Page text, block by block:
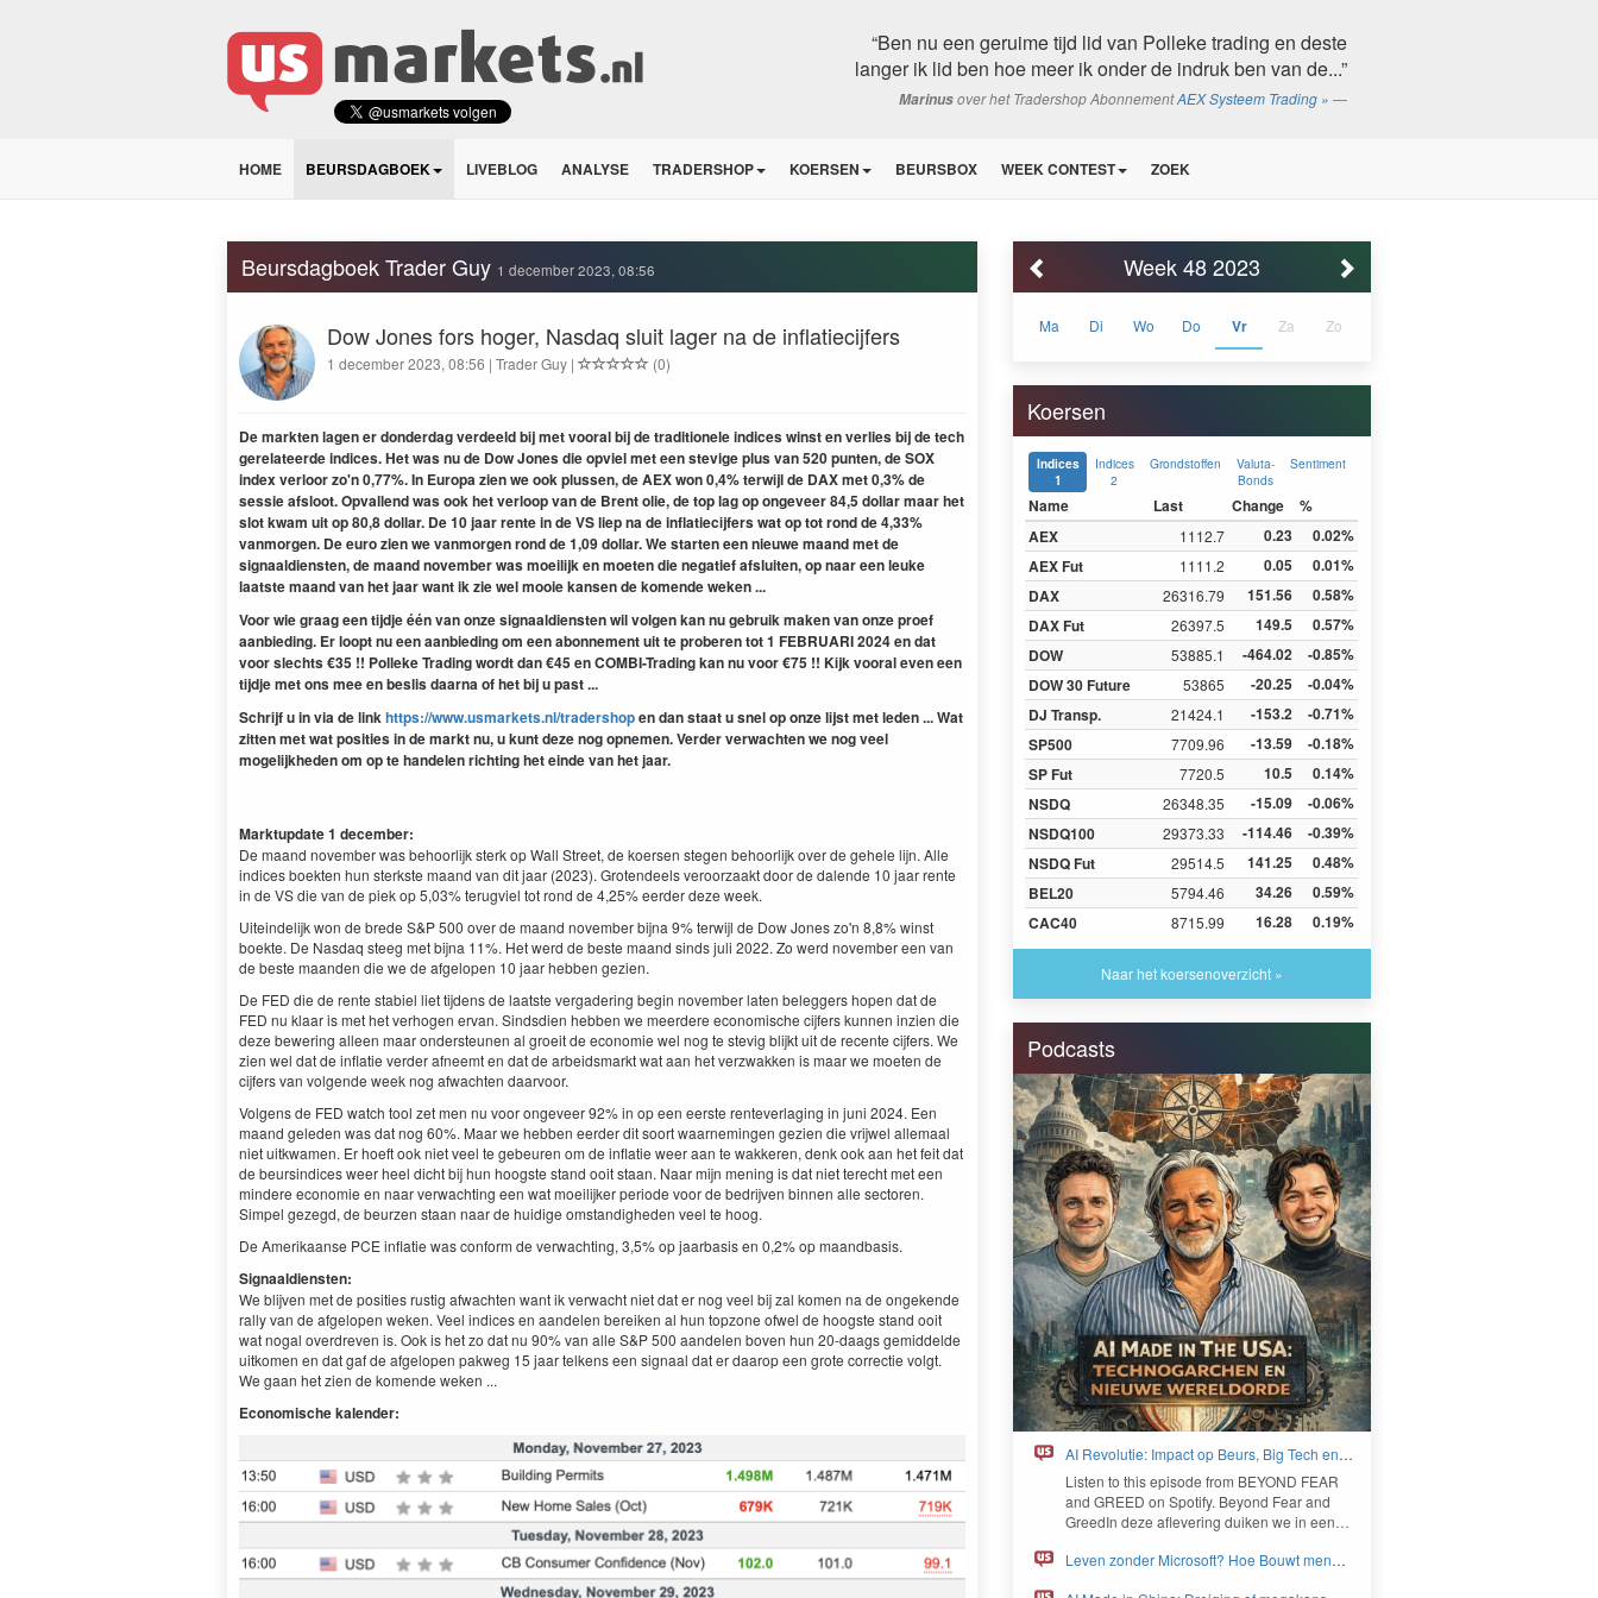
“Ben nu een geruime tijd lid van Polleke trading en deste
langer ik lid ben hoe meer ik onder de indruk ben van de...”
Marinusover het Tradershop AbonnementAEX Systeem Trading »
HOME BEURSDAGBOEK LIVEBLOG ANALYSE TRADERSHOP KOERSEN BEURSBOX WEEK CONTEST ZOEK
Beursdagboek Trader Guy 1 december 2023, 08:56
Dow Jones fors hoger, Nasdaq sluit lager na de inflatiecijfers
1 december 2023, 08:56 | Trader Guy | (0)
De markten lagen er donderdag verdeeld bij met vooral bij de traditionele indices winst en verlies bij de tech
gerelateerde indices. Het was nu de Dow Jones die opviel met een stevige plus van 520 punten, de SOX
index verloor zo'n 0,77%. In Europa zien we ook plussen, de AEX won 0,4% terwijl de DAX met 0,3% de
sessie afsloot. Opvallend was ook het verloop van de Brent olie, de top lag op ongeveer 84,5 dollar maar het
slot kwam uit op 80,8 dollar. De 10 jaar rente in de VS liep na de inflatiecijfers wat op tot rond de 4,33%
vanmorgen. De euro zien we vanmorgen rond de 1,09 dollar. We starten een nieuwe maand met de
signaaldiensten, de maand november was moeilijk en moeten die negatief afsluiten, op naar een leuke
laatste maand van het jaar want ik zie wel mooie kansen de komende weken ...
Voor wie graag een tijdje één van onze signaaldiensten wil volgen kan nu gebruik maken van onze proef
aanbieding. Er loopt nu een aanbieding om een abonnement uit te proberen tot 1 FEBRUARI 2024 en dat
voor slechts €35 !! Polleke Trading wordt dan €45 en COMBI-Trading kan nu voor €75 !! Kijk vooral even een
tijdje met ons mee en beslis daarna of het bij u past ...
Schrijf u in via de linkhttps://www.usmarkets.nl/tradershopen dan staat u snel op onze lijst met leden ... Wat
zitten met wat posities in de markt nu, u kunt deze nog opnemen. Verder verwachten we nog veel
mogelijkheden om op te handelen richting het einde van het jaar.
Marktupdate 1 december:
De maand november was behoorlijk sterk op Wall Street, de koersen stegen behoorlijk over de gehele lijn. Alle
indices boekten hun sterkste maand van dit jaar (2023). Grotendeels veroorzaakt door de dalende 10 jaar rente
in de VS die van de piek op 5,03% terugviel tot rond de 4,25% eerder deze week.
Uiteindelijk won de brede S&P 500 over de maand november bijna 9% terwijl de Dow Jones zo'n 8,8% winst
boekte. De Nasdaq steeg met bijna 11%. Het werd de beste maand sinds juli 2022. Zo werd november een van
de beste maanden die we de afgelopen 10 jaar hebben gezien.
De FED die de rente stabiel liet tijdens de laatste vergadering begin november laten beleggers hopen dat de
FED nu klaar is met het verhogen ervan. Sindsdien hebben we meerdere economische cijfers kunnen inzien die
deze bewering alleen maar ondersteunen al groeit de economie wel nog te stevig blijkt uit de recente cijfers. We
zien wel dat de inflatie verder afneemt en dat de arbeidsmarkt wat aan het verzwakken is maar we moeten de
cijfers van volgende week nog afwachten daarvoor.
Volgens de FED watch tool zet men nu voor ongeveer 92% in op een eerste renteverlaging in juni 2024. Een
maand geleden was dat nog 60%. Maar we hebben eerder dit soort waarnemingen gezien die vrijwel allemaal
niet uitkwamen. Er hoeft ook niet veel te gebeuren om de inflatie weer aan te wakkeren, denk ook aan het feit dat
de beursindices weer heel dicht bij hun hoogste stand ooit staan. Naar mijn mening is dat niet terecht met een
mindere economie en naar verwachting een wat moeilijker periode voor de bedrijven binnen alle sectoren.
Simpel gezegd, de beurzen staan naar de huidige omstandigheden veel te hoog.
De Amerikaanse PCE inflatie was conform de verwachting, 3,5% op jaarbasis en 0,2% op maandbasis.
Signaaldiensten:
We blijven met de posities rustig afwachten want ik verwacht niet dat er nog veel bij zal komen na de ongekende
rally van de afgelopen weken. Veel indices en aandelen bereiken al hun topzone ofwel de hoogste stand ooit
wat nogal overdreven is. Ook is het zo dat nu 90% van alle S&P 500 aandelen boven hun 20-daags gemiddelde
uitkomen en dat gaf de afgelopen pakweg 15 jaar telkens een signaal dat er daarop een grote correctie volgt.
We gaan het zien de komende weken ...
Economische kalender:
Week 48 2023
Ma Di Wo Do Vr Za Zo
Koersen
Indices
1
Indices
2
Grondstoffen
Valuta-
Bonds
Sentiment
Name Last Change
%
AEX
1112.7 0.23
0.02%
AEX Fut
1111.2 0.05
0.01%
DAX
26316.79 151.56
0.58%
DAX Fut
26397.5 149.5
0.57%
DOW
53885.1 -464.02
-0.85%
DOW 30 Future
53865 -20.25
-0.04%
DJ Transp.
21424.1 -153.2
-0.71%
SP500
7709.96 -13.59
-0.18%
SP Fut
7720.5 10.5
0.14%
NSDQ
26348.35 -15.09
-0.06%
NSDQ100
29373.33 -114.46
-0.39%
NSDQ Fut
29514.5 141.25
0.48%
BEL20
5794.46 34.26
0.59%
CAC40
8715.99 16.28 0.19%
Naar het koersenoverzicht »
Podcasts
AI Revolutie: Impact op Beurs, Big Tech en
Nieuwe Wereldorde - BEYOND FEAR and
GREED
Lis­ten to this episode from BEYOND FEAR
andGREED on Spo­ti­fy. Beyond Fear and
Greed­In deze aflev­er­ing duiken we in een…
Leven zonder Microsoft? Hoe Bouwt men